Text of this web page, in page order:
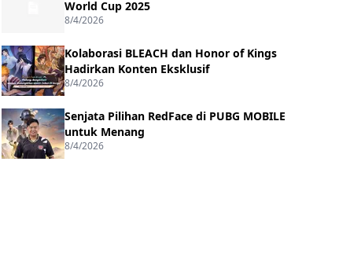
World Cup 2025
8/4/2026
Kolaborasi BLEACH dan Honor of Kings
Hadirkan Konten Eksklusif
8/4/2026
Senjata Pilihan RedFace di PUBG MOBILE
untuk Menang
8/4/2026